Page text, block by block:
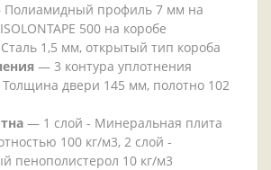
профиль 7 мм на
500 на коробе
1,5 мм, открытый тип короба
— 3 контура уплотнения
двери 145 мм, полотно 102
— 1 слой - Минеральная плита
100 кг/м3, 2 слой -
пенополистерол 10 кг/м3